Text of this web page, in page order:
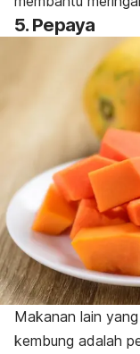
5. Pepaya
Makanan lain
kembung adalah